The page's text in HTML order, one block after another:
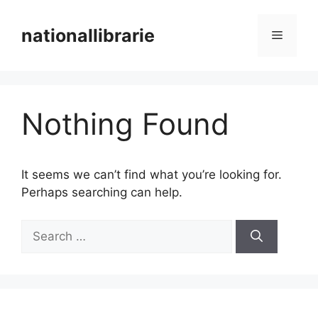
contentnationallibrarie Menu
Nothing Found
It seems we can’t find what you’re looking for.
Perhaps searching can help.
for: